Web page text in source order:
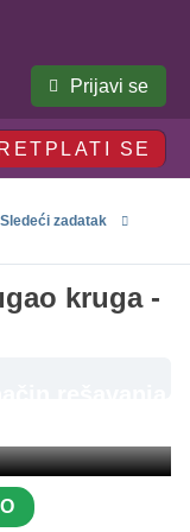
Prijavi se
SE
Sledeći zadatak
kruga -